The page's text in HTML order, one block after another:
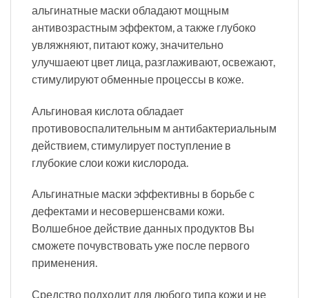
альгинатные маски обладают мощным
антивозрастным эффектом, а также глубоко
увляжняют, питают кожу, значительно
улучшаеют цвет лица, разглаживают, освежают,
стимулируют обменные процессы в коже.
Альгиновая кислота обладает
противовоспалительным м антибактериальным
действием, стимулирует поступление в
глубокие слои кожи кислорода.
Альгинатные маски эффективны в борьбе с
дефектами и несовершенсвами кожи.
Волшебное действие данных продуктов Вы
сможете почувствовать уже после первого
применения.
Средство подходит для любого типа кожи и не